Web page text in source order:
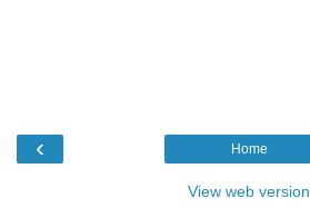
‹ Home
View web version